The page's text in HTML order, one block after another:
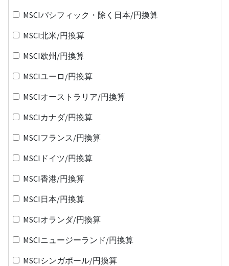
MSCIパシフィック・除く日本/円換算
MSCI北米/円換算
MSCI欧州/円換算
MSCIユーロ/円換算
MSCIオーストラリア/円換算
MSCIカナダ/円換算
MSCIフランス/円換算
MSCIドイツ/円換算
MSCI香港/円換算
MSCI日本/円換算
MSCIオランダ/円換算
MSCIニュージーランド/円換算
MSCIシンガポール/円換算